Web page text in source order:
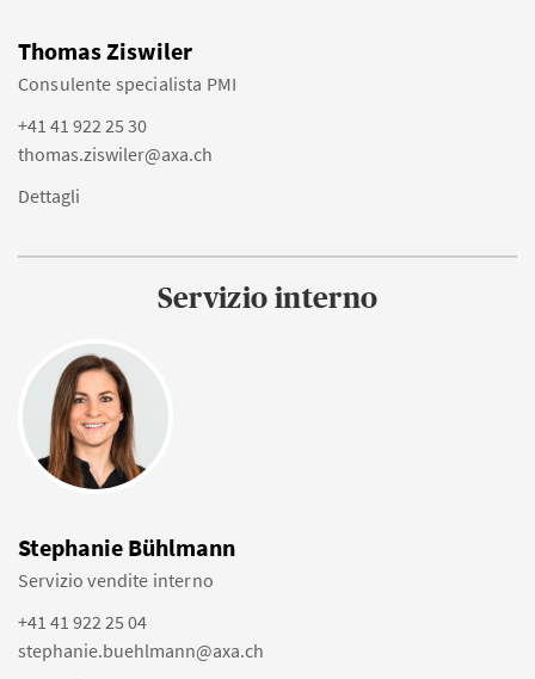
Thomas Ziswiler
Consulente specialista PMI
+41 41 922 25 30
thomas.ziswiler@axa.ch
Dettagli
Servizio interno
Stephanie Bühlmann
Servizio vendite interno
+41 41 922 25 04
stephanie.buehlmann@axa.ch